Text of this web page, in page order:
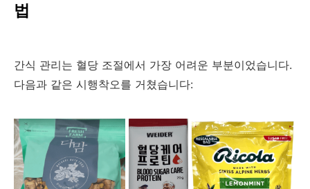
법
간식 관리는 혈당 조절에서 가장 어려운 부분이었습니다.
다음과 같은 시행착오를 거쳤습니다: